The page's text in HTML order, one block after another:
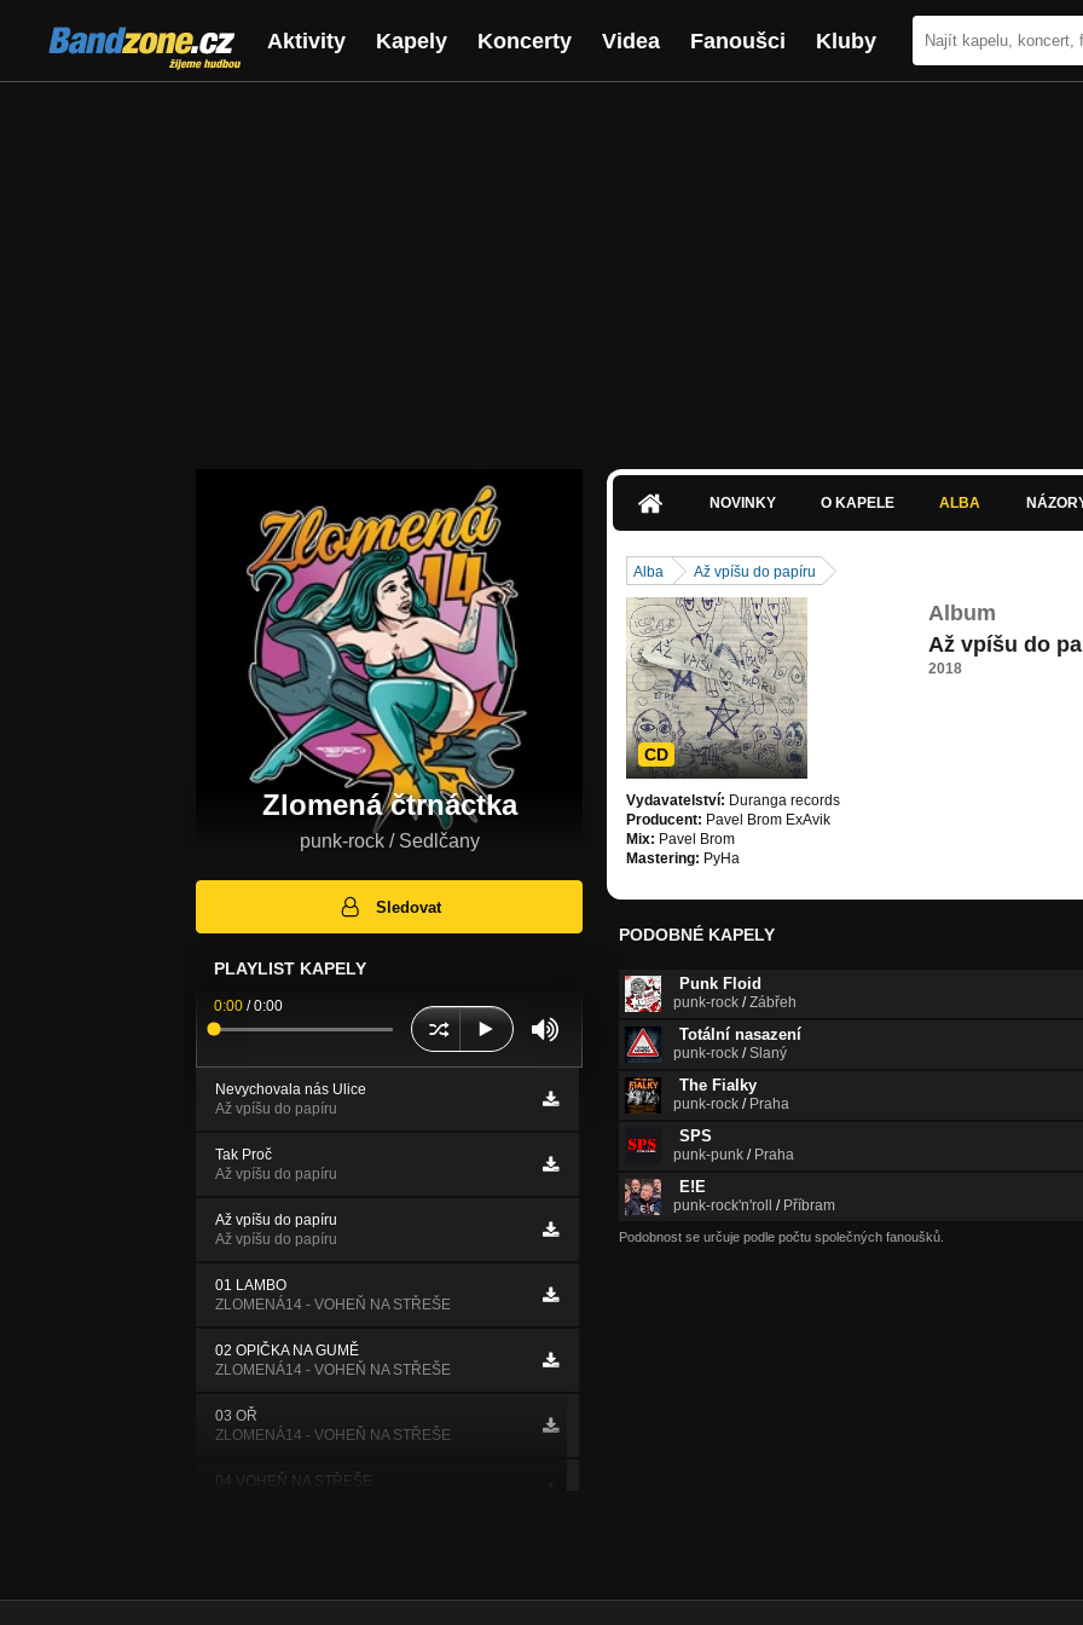
Bandzone.cz
žijeme hudbou
Aktivity Kapely Koncerty Videa Fanoušci Kluby
Zlomená čtrnáctka
punk-rock / Sedlčany
Sledovat
PLAYLIST KAPELY
0:00 /0:00
Nevychovala nás Ulice
Až vpíšu do papíru
Tak Proč
Až vpíšu do papíru
Až vpíšu do papíru
Až vpíšu do papíru
01 LAMBO
ZLOMENÁ14 - VOHEŇ NA STŘEŠE
02 OPIČKA NA GUMĚ
ZLOMENÁ14 - VOHEŇ NA STŘEŠE
03 OŘ
ZLOMENÁ14 - VOHEŇ NA STŘEŠE
04 VOHEŇ NA STŘEŠE
NOVINKY O KAPELE ALBA
Alba Až vpíšu do papíru
CD
Vydavatelství: Duranga records
Producent: Pavel Brom ExAvik
Mix: Pavel Brom
Mastering: PyHa
Album
Až vpíšu do
2018
PODOBNÉ KAPELY
Punk Floid
punk-rock /Zábřeh
Totální nasazení
punk-rock /Slaný
The Fialky
punk-rock / Praha
SPS
punk-punk / Praha
E!E
punk-rock'n'roll / Příbram
Podobnost se určuje podle počtu společných fanoušků.